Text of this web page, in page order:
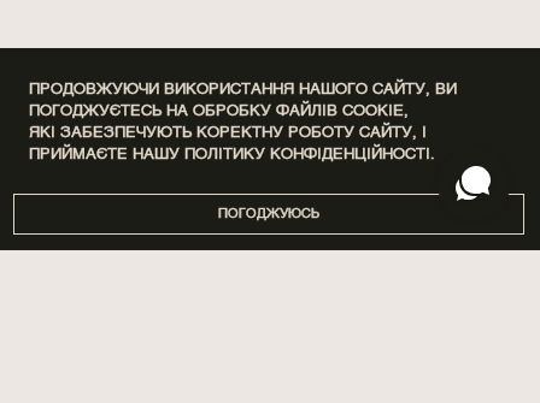
ПРОДОВЖУЮЧИ ВИКОРИСТАННЯ НАШОГО САЙТУ, ВИ
ПОГОДЖУЄТЕСЬ НА ОБРОБКУ ФАЙЛІВ COOKIE,
ЯКІ ЗАБЕЗПЕЧУЮТЬ КОРЕКТНУ РОБОТУ САЙТУ, І
ПРИЙМАЄТЕ НАШУ ПОЛІТИКУ КОНФІДЕНЦІЙНОСТІ.
ПОГОДЖУЮСЬ